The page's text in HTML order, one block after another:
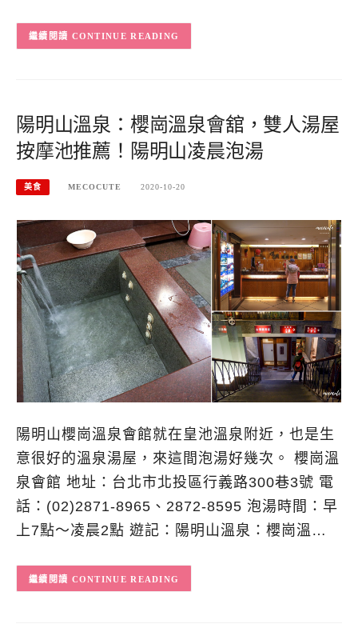
CONTINUE READING
陽明山溫泉：櫻崗溫泉會舘，雙人湯屋
按摩池推薦！陽明山凌晨泡湯
美食 MECOCUTE 2020-10-20
陽明山櫻崗溫泉會館就在皇池溫泉附近，也是生
意很好的溫泉湯屋，來這間泡湯好幾次。 櫻崗溫
泉會館 地址：台北市北投區行義路300巷3號 電
話：(02)2871-8965、2872-8595 泡湯時間：早
上7點～凌晨2點 遊記：陽明山溫泉：櫻崗溫…
CONTINUE READING